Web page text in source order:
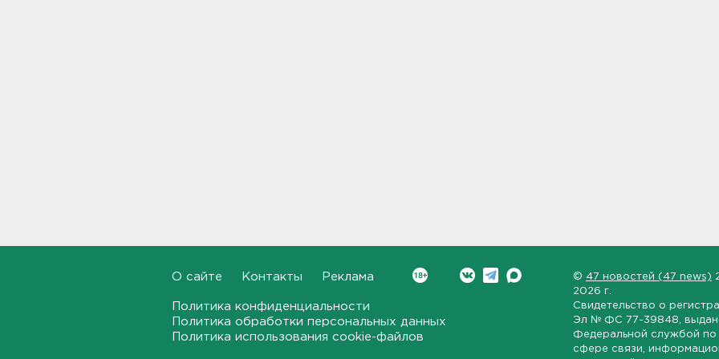
маршрутах «наземки» на
фоне переноса электричек
Московского направления
О сайте Контакты Реклама
Политика конфиденциальности
Политика обработки персональных данных
Политика использования cookie-файлов
© 47 новостей (47 news)
2026 г.
Свидетельство о
Эл № ФС 77-39848 ,
Федеральной службой по
сфере связи,